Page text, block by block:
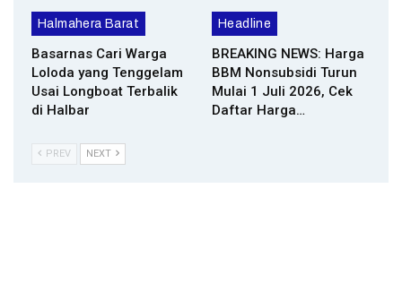
Halmahera Barat
Basarnas Cari Warga
Loloda yang Tenggelam
Usai Longboat Terbalik
di Halbar
Headline
BREAKING NEWS: Harga
BBM Nonsubsidi Turun
Mulai 1 Juli 2026, Cek
Daftar Harga…
PREV NEXT